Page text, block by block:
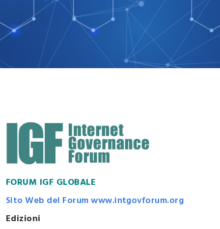
FORUM IGF GLOBALE
Sito Web del Forum www.intgovforum.org
Edizioni